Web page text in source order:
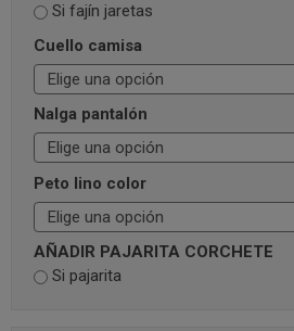
Si fajín jaretas
Cuello camisa
Nalga pantalón
Peto lino color
AÑADIR PAJARITA CORCHETE
Si pajarita